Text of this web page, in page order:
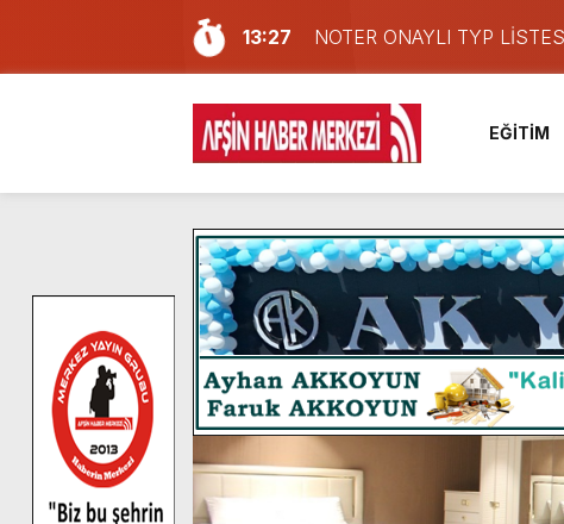
13:27
NOTER ONAYLI TYP
11:22
KAFUM Fuar Alanı Bulut ve
8:06
Afşinli bir hemşehrimizin de
14:05
Madrigal, Perşembe Günü
7:39
KEDİNİZ Mİ VAR?
7:27
Cumhurbaşkanı Erdoğan,
13:57
Afşin Heyetinden Kaymakam
10:34
Vatandaşlardan Ağustos
16:48
Pusula Maraş Kamplarında
16:10
Uluslararası Bisiklet
EĞİTİM